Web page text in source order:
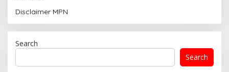
Disclaimer MPN
Search
Search